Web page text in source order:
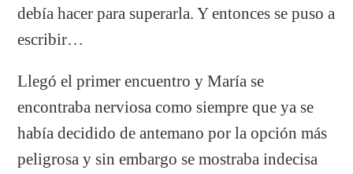
debía hacer para superarla. Y entonces se puso a
escribir…
Llegó el primer encuentro y María se
encontraba nerviosa como siempre que ya se
había decidido de antemano por la opción más
peligrosa y sin embargo se mostraba indecisa